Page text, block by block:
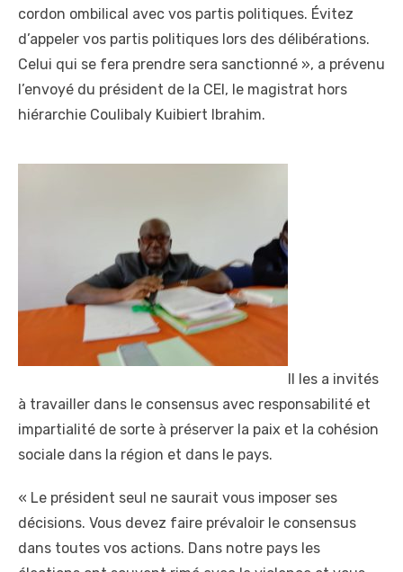
cordon ombilical avec vos partis politiques. Évitez
d’appeler vos partis politiques lors des délibérations.
Celui qui se fera prendre sera sanctionné », a prévenu
l’envoyé du président de la CEI, le magistrat hors
hiérarchie Coulibaly Kuibiert Ibrahim.
Il les a invités
à travailler dans le consensus avec responsabilité et
impartialité de sorte à préserver la paix et la cohésion
sociale dans la région et dans le pays.
« Le président seul ne saurait vous imposer ses
décisions. Vous devez faire prévaloir le consensus
dans toutes vos actions. Dans notre pays les